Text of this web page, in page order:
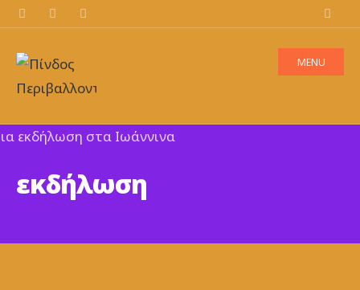
MENU
εκδήλωση